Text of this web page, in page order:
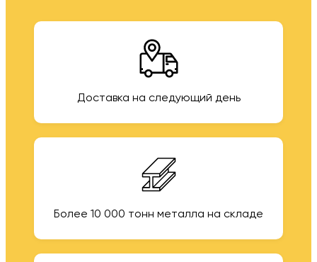
Доставка на следующий день
Более 10 000 тонн металла на складе